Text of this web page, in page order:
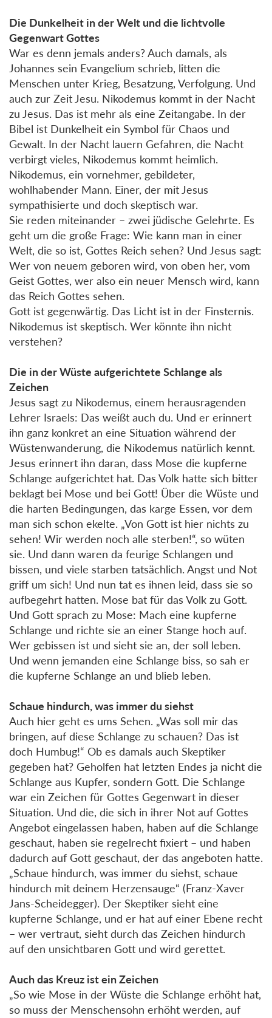
Die Dunkelheit in der Welt und die lichtvolle
Gegenwart Gottes
War es denn jemals anders? Auch damals, als
Johannes sein Evangelium schrieb, litten die
Menschen unter Krieg, Besatzung, Verfolgung. Und
auch zur Zeit Jesu. Nikodemus kommt in der Nacht
zu Jesus. Das ist mehr als eine Zeitangabe. In der
Bibel ist Dunkelheit ein Symbol für Chaos und
Gewalt. In der Nacht lauern Gefahren, die Nacht
verbirgt vieles, Nikodemus kommt heimlich.
Nikodemus, ein vornehmer, gebildeter,
wohlhabender Mann. Einer, der mit Jesus
sympathisierte und doch skeptisch war.
Sie reden miteinander – zwei jüdische Gelehrte. Es
geht um die große Frage: Wie kann man in einer
Welt, die so ist, Gottes Reich sehen? Und Jesus sagt:
Wer von neuem geboren wird, von oben her, vom
Geist Gottes, wer also ein neuer Mensch wird, kann
das Reich Gottes sehen.
Gott ist gegenwärtig. Das Licht ist in der Finsternis.
Nikodemus ist skeptisch. Wer könnte ihn nicht
verstehen?
Die in der Wüste aufgerichtete Schlange als
Zeichen
Jesus sagt zu Nikodemus, einem herausragenden
Lehrer Israels: Das weißt auch du. Und er erinnert
ihn ganz konkret an eine Situation während der
Wüstenwanderung, die Nikodemus natürlich kennt.
Jesus erinnert ihn daran, dass Mose die kupferne
Schlange aufgerichtet hat. Das Volk hatte sich bitter
beklagt bei Mose und bei Gott! Über die Wüste und
die harten Bedingungen, das karge Essen, vor dem
man sich schon ekelte. „Von Gott ist hier nichts zu
sehen! Wir werden noch alle sterben!“, so wüten
sie. Und dann waren da feurige Schlangen und
bissen, und viele starben tatsächlich. Angst und Not
griff um sich! Und nun tat es ihnen leid, dass sie so
aufbegehrt hatten. Mose bat für das Volk zu Gott.
Und Gott sprach zu Mose: Mach eine kupferne
Schlange und richte sie an einer Stange hoch auf.
Wer gebissen ist und sieht sie an, der soll leben.
Und wenn jemanden eine Schlange biss, so sah er
die kupferne Schlange an und blieb leben.
Schaue hindurch, was immer du siehst
Auch hier geht es ums Sehen. „Was soll mir das
bringen, auf diese Schlange zu schauen? Das ist
doch Humbug!“ Ob es damals auch Skeptiker
gegeben hat? Geholfen hat letzten Endes ja nicht die
Schlange aus Kupfer, sondern Gott. Die Schlange
war ein Zeichen für Gottes Gegenwart in dieser
Situation. Und die, die sich in ihrer Not auf Gottes
Angebot eingelassen haben, haben auf die Schlange
geschaut, haben sie regelrecht fixiert – und haben
dadurch auf Gott geschaut, der das angeboten hatte.
„Schaue hindurch, was immer du siehst, schaue
hindurch mit deinem Herzensauge“ (Franz-Xaver
Jans-Scheidegger). Der Skeptiker sieht eine
kupferne Schlange, und er hat auf einer Ebene recht
– wer vertraut, sieht durch das Zeichen hindurch
auf den unsichtbaren Gott und wird gerettet.
Auch das Kreuz ist ein Zeichen
„So wie Mose in der Wüste die Schlange erhöht hat,
so muss der Menschensohn erhöht werden, auf